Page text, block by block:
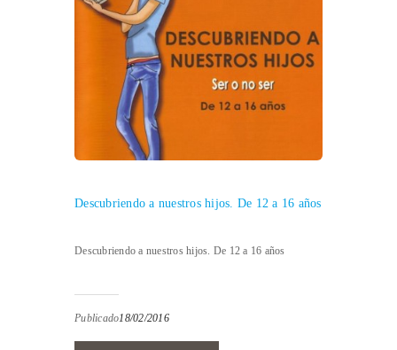
Descubriendo a nuestros hijos. De 12 a 16 años
Descubriendo a nuestros hijos. De 12 a 16 años
Publicado18/02/2016